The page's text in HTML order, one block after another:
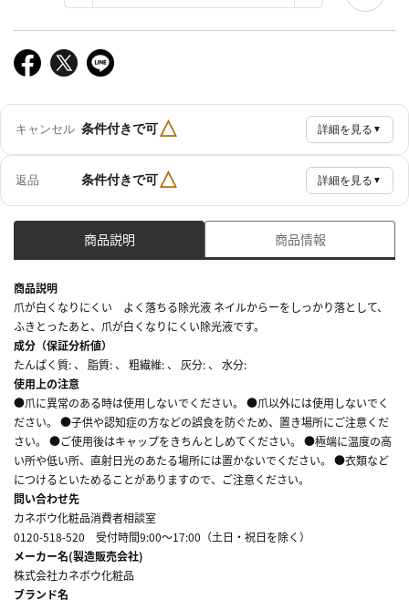
キャンセル 条件付きで可△ 詳細を見る ▼
返品 条件付きで可△ 詳細を見る ▼
商品説明 商品情報
商品説明
爪が白くなりにくい よく落ちる除光液 ネイルからーをしっかり落として、
ふきとったあと、爪が白くなりにくい除光液です。
成分（保証分析値）
たんぱく質: 、 脂質: 、 粗繊維: 、 灰分: 、 水分:
使用上の注意
●爪に異常のある時は使用しないでください。 ●爪以外には使用しないでく
ださい。 ●子供や認知症の方などの誤食を防ぐため、置き場所にご注意くだ
さい。 ●ご使用後はキャップをきちんとしめてください。 ●極端に温度の高
い所や低い所、直射日光のあたる場所には置かないでください。 ●衣類など
につけるといためることがありますので、ご注意ください。
問い合わせ先
カネボウ化粧品消費者相談室
0120-518-520 受付時間9:00～17:00（土日・祝日を除く）
メーカー名(製造販売会社)
株式会社カネボウ化粧品
ブランド名